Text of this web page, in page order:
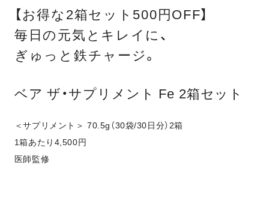
【お得な2箱セット500円OFF】
毎日の元気とキレイに、
ぎゅっと鉄チャージ。
ベア ザ・サプリメント Fe 2箱セット
＜サプリメント＞ 70.5g（30袋/30日分）2箱
1箱あたり4,500円
医師監修